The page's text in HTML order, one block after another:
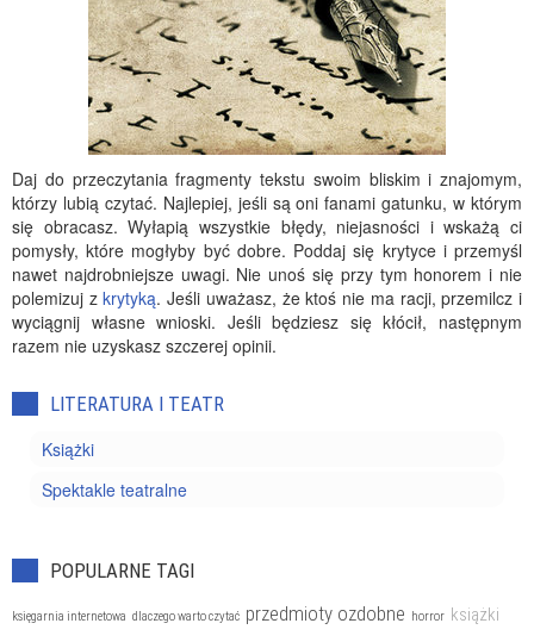
Daj do przeczytania fragmenty tekstu swoim bliskim i znajomym,
którzy lubią czytać. Najlepiej, jeśli są oni fanami gatunku, w którym
się obracasz. Wyłapią wszystkie błędy, niejasności i wskażą ci
pomysły, które mogłyby być dobre. Poddaj się krytyce i przemyśl
nawet najdrobniejsze uwagi. Nie unoś się przy tym honorem i nie
polemizuj zkrytyką. Jeśli uważasz, że ktoś nie ma racji, przemilcz i
wyciągnij własne wnioski. Jeśli będziesz się kłócił, następnym
razem nie uzyskasz szczerej opinii.
LITERATURA I TEATR
Książki
Spektakle teatralne
POPULARNE TAGI
księgarnia internetowa dlaczego warto czytać przedmioty ozdobne horror książki